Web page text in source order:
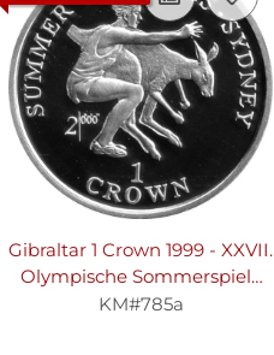
Gibraltar 1 Crown 1999 - XXVII.
Olympische Sommerspiele
2000 in Sydney
KM#785a